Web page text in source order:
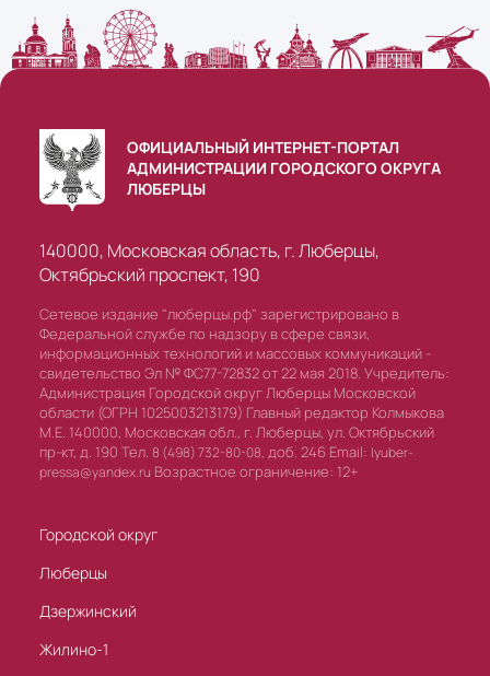
ОФИЦИАЛЬНЫЙ ИНТЕРНЕТ-ПОРТАЛ
АДМИНИСТРАЦИИ ГОРОДСКОГО ОКРУГА
ЛЮБЕРЦЫ
140000, Московская область, г. Люберцы,
Октябрьский проспект, 190
Сетевое издание "люберцы.рф" зарегистрировано в
Федеральной службе по надзору в сфере связи,
информационных технологий и массовых коммуникаций -
свидетельство Эл № ФС77-72832 от 22 мая 2018. Учредитель:
Администрация Городской округ Люберцы Московской
области (ОГРН 1025003213179) Главный редактор Колмыкова
М.Е. 140000, Московская обл., г. Люберцы, ул. Октябрьский
пр-кт, д. 190 Тел. 8 (498) 732-80-08, доб. 246 Email: lyuber-
pressa@yandex.ru Возрастное ограничение: 12+
Городской округ
Люберцы
Дзержинский
Жилино-1